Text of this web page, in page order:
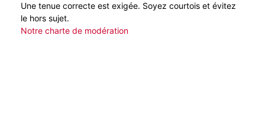
Une tenue correcte est exigée. Soyez courtois et évitez
le hors sujet.
Notre charte de modération